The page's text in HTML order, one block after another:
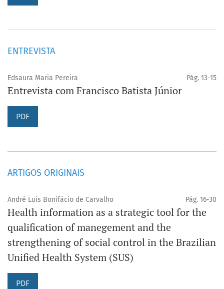
ENTREVISTA
Edsaura Maria Pereira Pág. 13-15
Entrevista com Francisco Batista Júnior
PDF
ARTIGOS ORIGINAIS
André Luis Bonifácio de Carvalho Pág. 16-30
Health information as a strategic tool for the
qualification of manegement and the
strengthening of social control in the Brazilian
Unified Health System (SUS)
PDF